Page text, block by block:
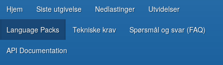
UTVIKLINGSRESSURSER
Hjem Siste utgivelse Nedlastinger Utvidelser
Language Packs Tekniske krav Spørsmål og svar (FAQ)
API Documentation